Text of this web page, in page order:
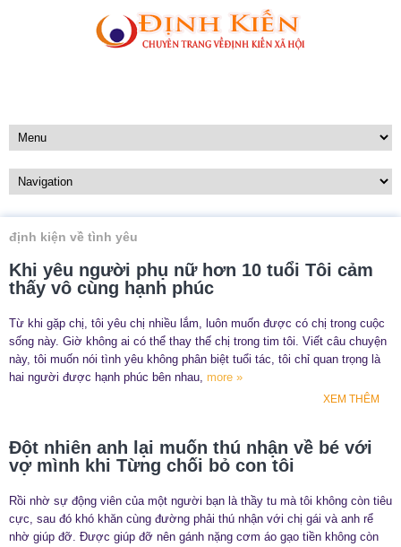
định kiện về tình yêu
Khi yêu người phụ nữ hơn 10 tuổi Tôi cảm
thấy vô cùng hạnh phúc
Từ khi gặp chị, tôi yêu chị nhiều lắm, luôn muốn được có chị trong cuộc
sống này. Giờ không ai có thể thay thế chị trong tim tôi. Viết câu chuyện
này, tôi muốn nói tình yêu không phân biệt tuổi tác, tôi chỉ quan trọng là
hai người được hạnh phúc bên nhau, more »
XEM THÊM
Đột nhiên anh lại muốn thú nhận về bé với
vợ mình khi Từng chối bỏ con tôi
Rồi nhờ sự động viên của một người bạn là thầy tu mà tôi không còn tiêu
cực, sau đó khó khăn cùng đường phải thú nhận với chị gái và anh rể
nhờ giúp đỡ. Được giúp đỡ nên gánh nặng cơm áo gạo tiền không còn